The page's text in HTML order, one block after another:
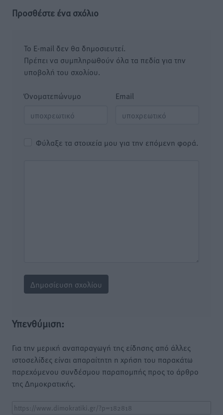
Προσθέστε ένα σχόλιο
Το E-mail δεν θα δημοσιευτεί.
Πρέπει να συμπληρωθούν όλα τα πεδία για την
υποβολή του σχολίου.
Όνοματεπώνυμο Email
Φύλαξε τα στοιχεία μου για την επόμενη φορά.
Υπενθύμιση:
Για την μερική αναπαραγωγή της είδησης από άλλες
ιστοσελίδες είναι απαραίτητη η χρήση του παρακάτω
παρεχόμενου συνδέσμου παραπομπής προς το άρθρο
της Δημοκρατικής.